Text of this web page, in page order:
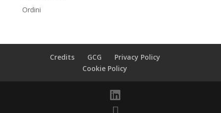
Ordini
Credits GCG
Privacy Policy
Cookie Policy